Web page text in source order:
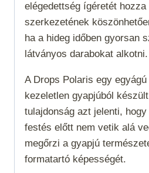
elégedettség ígéretét
szerkezetének
ha a hideg időben gyorsan
látványos darabokat alkotni.
A Drops Polaris egy
kezeletlen gyapjúból
tulajdonság azt jelenti,
festés előtt nem vetik alá
megőrzi a gyapjú
formatartó képességét.